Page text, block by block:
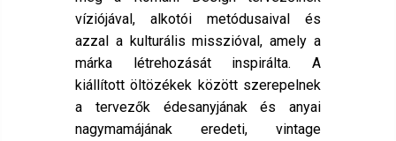
víziójával, alkotói metódusaival és
azzal a kulturális misszióval, amely a
márka létrehozását inspirálta. A
kiállított öltözékek között szerepelnek
a tervezők édesanyjának és anyai
nagymamájának eredeti, vintage